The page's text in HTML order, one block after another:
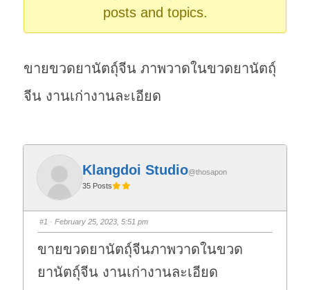
posts and topics.
ขายขวดยานัตถุ์จีน ภาพวาดในขวดยานัตถุ์
จีน งานเก่างานละเอียด
Klangdoi Studio@thosapon
35 Posts
#1 · February 25, 2023, 5:51 pm
ขายขวดยานัตถุ์จีนภาพวาดในขวด
ยานัตถุ์จีน งานเก่างานละเอียด